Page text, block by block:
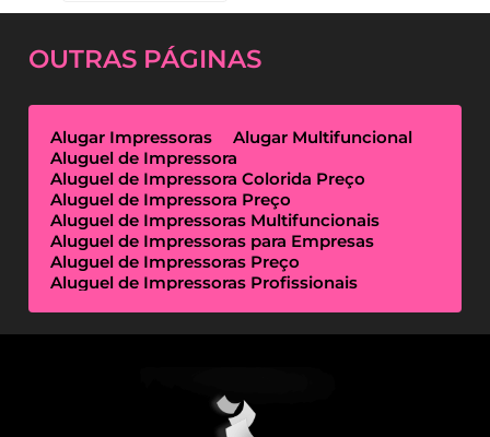
OUTRAS PÁGINAS
Alugar Impressoras
Alugar Multifuncional
Aluguel de Impressora
Aluguel de Impressora Colorida Preço
Aluguel de Impressora Preço
Aluguel de Impressoras Multifuncionais
Aluguel de Impressoras para Empresas
Aluguel de Impressoras Preço
Aluguel de Impressoras Profissionais
Empresas de Outsourcing de Impressão
Impressoras Multifuncionais Locação